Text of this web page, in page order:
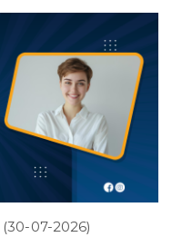
(30-07-2026)